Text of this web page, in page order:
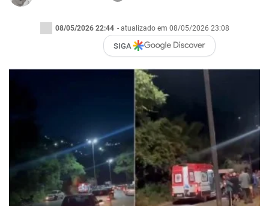
08/05/2026 22:44 - atualizado em 08/05/2026 23:08
SIGA